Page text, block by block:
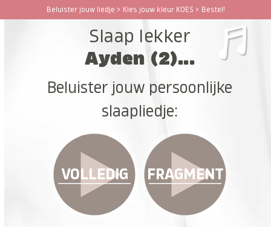
Beluister jouw liedje > Kies jouw kleur KOES > Bestel!
Open
Close
Slaap lekker
Ayden (2)...
Beluister jouw persoonlijke
slaapliedje:
VOLLEDIG FRAGMENT